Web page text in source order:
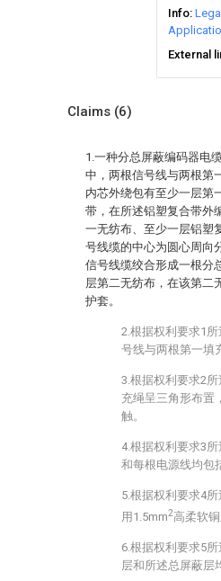
Info
External
Claims (6)
1.一种分总屏蔽编码器电
中，两根信号线与两根第
内芯外绕包有至少一层第
带，在所述铝塑复合带外
一无纺布、至少一层铝塑
号线缆的中心为圆心周向
信号线缆绞合形成一根分
层第二无纺布，在该第二
护套。
2.根据权利要求1
号线与两根第一填
3.根据权利要求2
充绳呈三角形布置
触。
4.根据权利要求3
和每根电源线均包
5.根据权利要求4
用1.5mm2高柔软铜
6.根据权利要求5
层和所述总屏蔽层